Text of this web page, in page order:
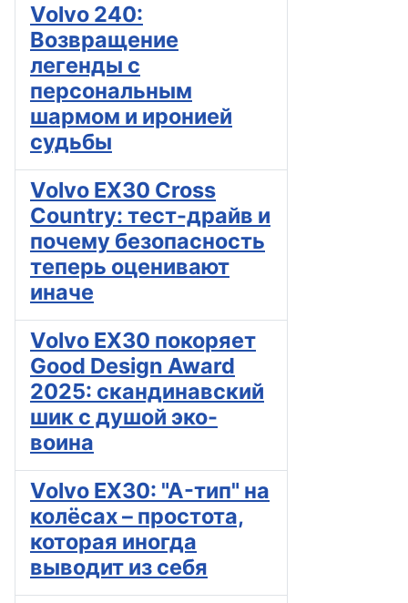
Volvo 240:
Возвращение
легенды с
персональным
шармом и иронией
судьбы
Volvo EX30 Cross
Country: тест-драйв и
почему безопасность
теперь оценивают
иначе
Volvo EX30 покоряет
Good Design Award
2025: скандинавский
шик с душой эко-
воина
Volvo EX30: "A-тип" на
колёсах – простота,
которая иногда
выводит из себя